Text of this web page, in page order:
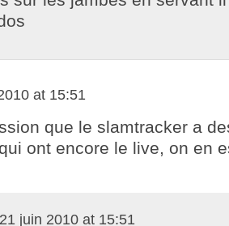
at 15:51
que le slamtracker a
ont encore le live, on en
21 juin 2010 at 15:51